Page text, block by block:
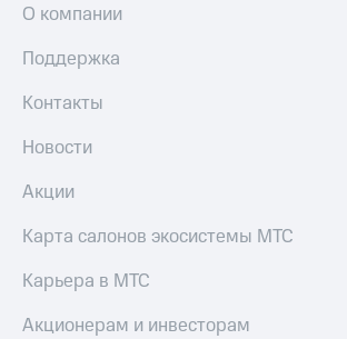
О компании
Поддержка
Контакты
Новости
Акции
Карта салонов экосистемы МТС
Карьера в МТС
Акционерам и инвесторам